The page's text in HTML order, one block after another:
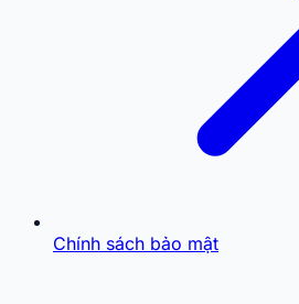
Chính sách bảo mật